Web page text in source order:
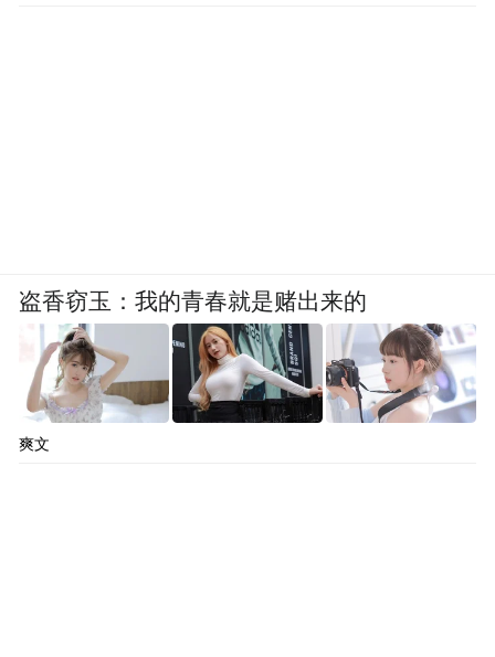
盗香窃玉：我的青春就是赌出来的
爽文